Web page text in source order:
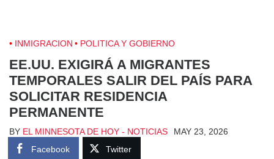
INMIGRACION POLITICA Y GOBIERNO
EE.UU. EXIGIRÁ A MIGRANTES
TEMPORALES SALIR DEL PAÍS PARA
SOLICITAR RESIDENCIA
PERMANENTE
BY EL MINNESOTA DE HOY - NOTICIAS
MAY 23, 2026
Facebook
Twitter